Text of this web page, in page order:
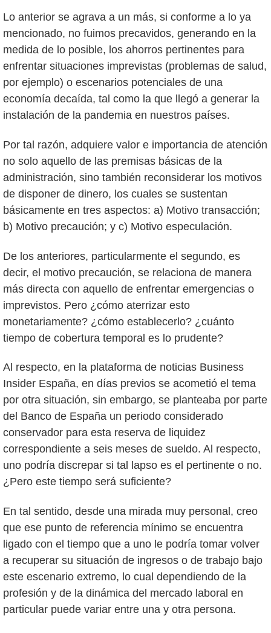
Lo anterior se agrava a un más, si conforme a lo ya
mencionado, no fuimos precavidos, generando en la
medida de lo posible, los ahorros pertinentes para
enfrentar situaciones imprevistas (problemas de salud,
por ejemplo) o escenarios potenciales de una
economía decaída, tal como la que llegó a generar la
instalación de la pandemia en nuestros países.
Por tal razón, adquiere valor e importancia de atención
no solo aquello de las premisas básicas de la
administración, sino también reconsiderar los motivos
de disponer de dinero, los cuales se sustentan
básicamente en tres aspectos: a) Motivo transacción;
b) Motivo precaución; y c) Motivo especulación.
De los anteriores, particularmente el segundo, es
decir, el motivo precaución, se relaciona de manera
más directa con aquello de enfrentar emergencias o
imprevistos. Pero ¿cómo aterrizar esto
monetariamente? ¿cómo establecerlo? ¿cuánto
tiempo de cobertura temporal es lo prudente?
Al respecto, en la plataforma de noticias Business
Insider España, en días previos se acometió el tema
por otra situación, sin embargo, se planteaba por parte
del Banco de España un periodo considerado
conservador para esta reserva de liquidez
correspondiente a seis meses de sueldo. Al respecto,
uno podría discrepar si tal lapso es el pertinente o no.
¿Pero este tiempo será suficiente?
En tal sentido, desde una mirada muy personal, creo
que ese punto de referencia mínimo se encuentra
ligado con el tiempo que a uno le podría tomar volver
a recuperar su situación de ingresos o de trabajo bajo
este escenario extremo, lo cual dependiendo de la
profesión y de la dinámica del mercado laboral en
particular puede variar entre una y otra persona.